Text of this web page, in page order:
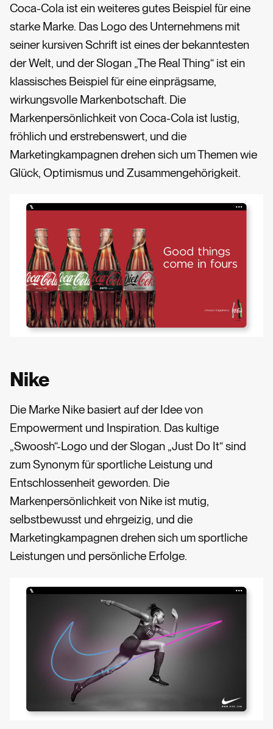
Coca-Cola ist ein weiteres gutes Beispiel für eine
starke Marke. Das Logo des Unternehmens mit
seiner kursiven Schrift ist eines der bekanntesten
der Welt, und der Slogan „The Real Thing“ ist ein
klassisches Beispiel für eine einprägsame,
wirkungsvolle Markenbotschaft. Die
Markenpersönlichkeit von Coca-Cola ist lustig,
fröhlich und erstrebenswert, und die
Marketingkampagnen drehen sich um Themen wie
Glück, Optimismus und Zusammengehörigkeit.
Nike
Die Marke Nike basiert auf der Idee von
Empowerment und Inspiration. Das kultige
„Swoosh“-Logo und der Slogan „Just Do It“ sind
zum Synonym für sportliche Leistung und
Entschlossenheit geworden. Die
Markenpersönlichkeit von Nike ist mutig,
selbstbewusst und ehrgeizig, und die
Marketingkampagnen drehen sich um sportliche
Leistungen und persönliche Erfolge.